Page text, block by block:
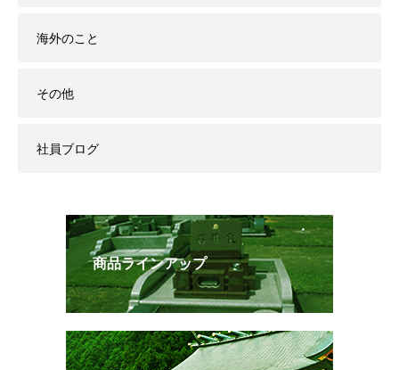
海外のこと
その他
社員ブログ
商品ラインアップ